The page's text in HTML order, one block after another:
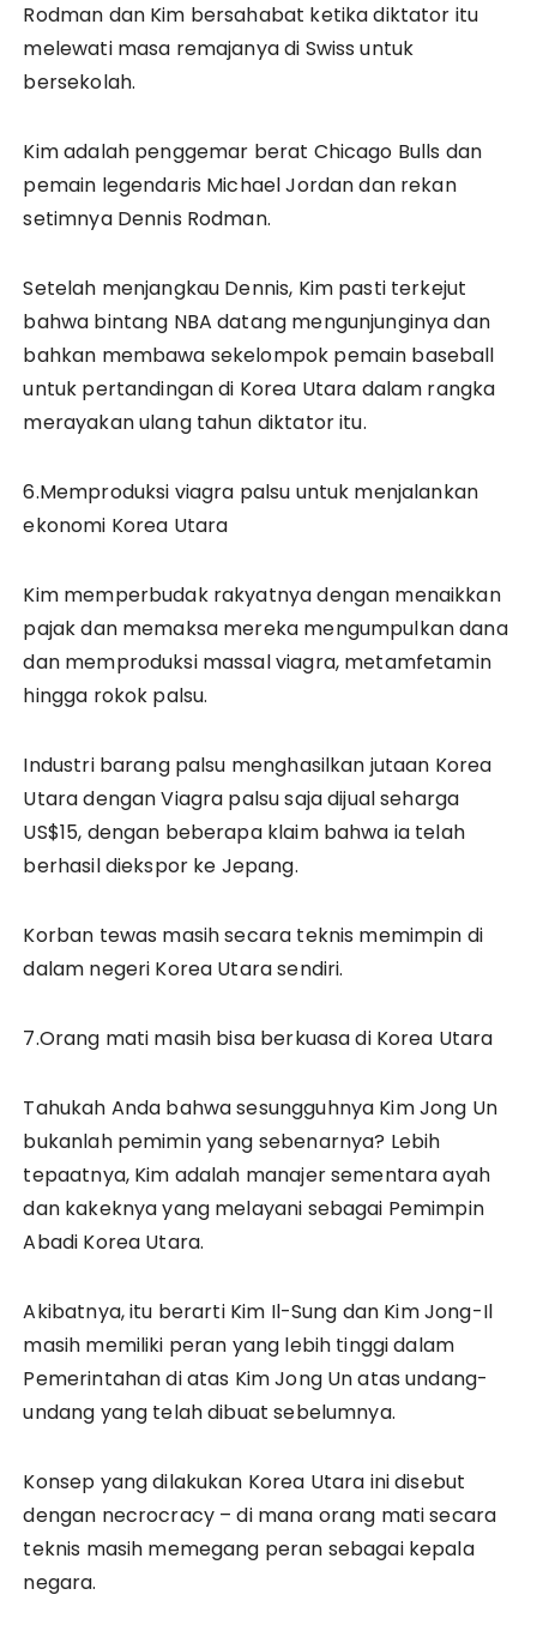
Rodman dan Kim bersahabat ketika diktator itu
melewati masa remajanya di Swiss untuk
bersekolah.
Kim adalah penggemar berat Chicago Bulls dan
pemain legendaris Michael Jordan dan rekan
setimnya Dennis Rodman.
Setelah menjangkau Dennis, Kim pasti terkejut
bahwa bintang NBA datang mengunjunginya dan
bahkan membawa sekelompok pemain baseball
untuk pertandingan di Korea Utara dalam rangka
merayakan ulang tahun diktator itu.
6.Memproduksi viagra palsu untuk menjalankan
ekonomi Korea Utara
Kim memperbudak rakyatnya dengan menaikkan
pajak dan memaksa mereka mengumpulkan dana
dan memproduksi massal viagra, metamfetamin
hingga rokok palsu.
Industri barang palsu menghasilkan jutaan Korea
Utara dengan Viagra palsu saja dijual seharga
US$15, dengan beberapa klaim bahwa ia telah
berhasil diekspor ke Jepang.
Korban tewas masih secara teknis memimpin di
dalam negeri Korea Utara sendiri.
7.Orang mati masih bisa berkuasa di Korea Utara
Tahukah Anda bahwa sesungguhnya Kim Jong Un
bukanlah pemimin yang sebenarnya? Lebih
tepaatnya, Kim adalah manajer sementara ayah
dan kakeknya yang melayani sebagai Pemimpin
Abadi Korea Utara.
Akibatnya, itu berarti Kim Il-Sung dan Kim Jong-Il
masih memiliki peran yang lebih tinggi dalam
Pemerintahan di atas Kim Jong Un atas undang-
undang yang telah dibuat sebelumnya.
Konsep yang dilakukan Korea Utara ini disebut
dengan necrocracy – di mana orang mati secara
teknis masih memegang peran sebagai kepala
negara.